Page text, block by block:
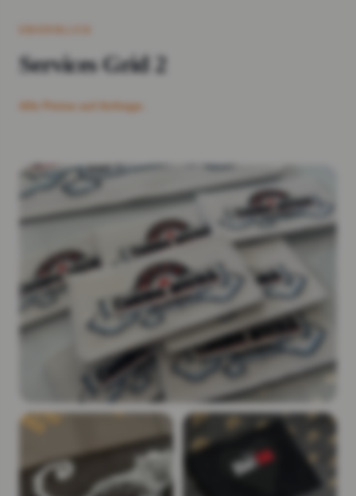
Services Grid 2
Alle Preise auf Anfrage.